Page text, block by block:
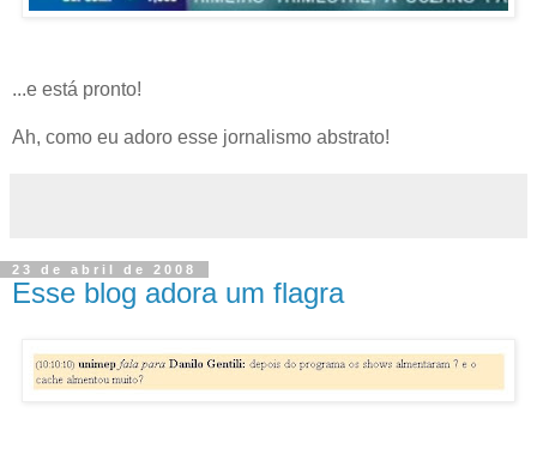
...e está pronto!
Ah, como eu adoro esse jornalismo abstrato!
23 de abril de 2008
Esse blog adora um flagra